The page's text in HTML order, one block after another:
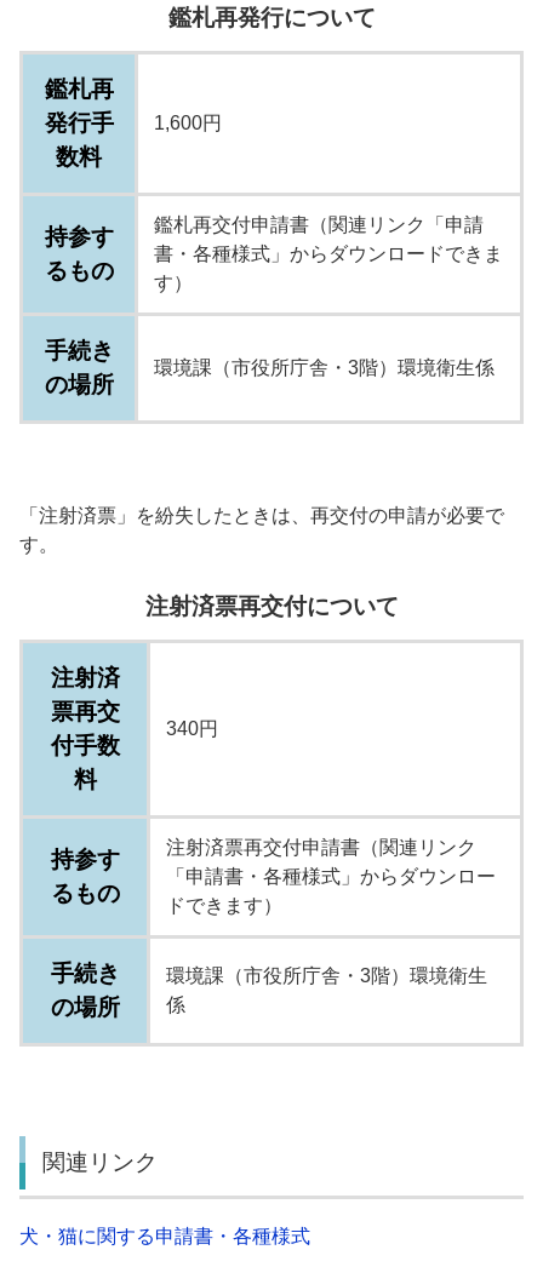
鑑札再発行について
鑑札再
発行手
数料
1,600円
持参す
るもの
鑑札再交付申請書（関連リンク「申請
書・各種様式」からダウンロードできま
す）
手続き
の場所
環境課（市役所庁舎・3階）環境衛生係
「注射済票」を紛失したときは、再交付の申請が必要で
す。
注射済票再交付について
注射済
票再交
付手数
料
340円
持参す
るもの
注射済票再交付申請書（関連リンク
「申請書・各種様式」からダウンロー
ドできます）
手続き
の場所
環境課（市役所庁舎・3階）環境衛生
係
関連リンク
犬・猫に関する申請書・各種様式